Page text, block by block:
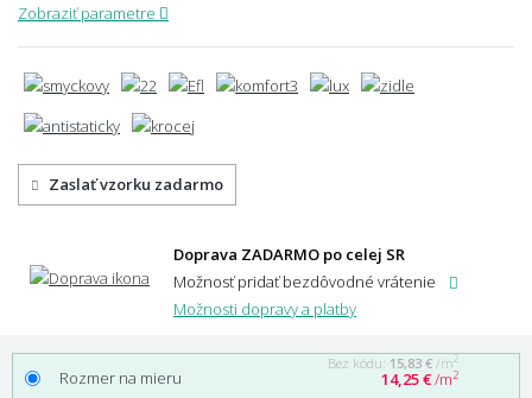
Zobraziť parametre
Zaslať vzorku zadarmo
Doprava ZADARMO po celej SR
Možnosť pridať bezdôvodné vrátenie
Možnosti dopravy a platby
Rozmer na mieru
Bez kódu: 15,83 € /m2
14,25 €/m2